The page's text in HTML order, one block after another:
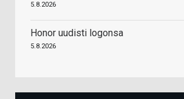
5.8.2026
Honor uudisti logonsa
5.8.2026